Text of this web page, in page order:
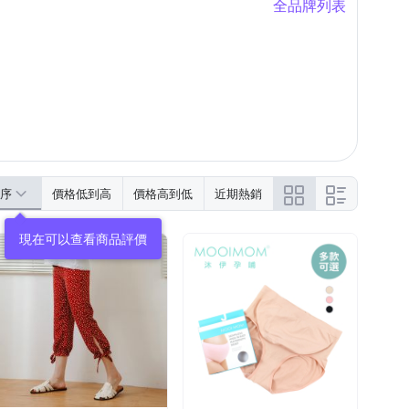
全品牌列表
價格低到高 價格高到低 近期熱銷